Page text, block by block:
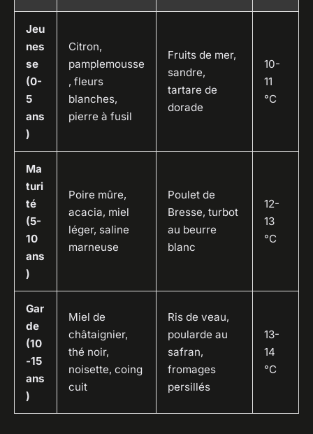
Jeu
nes
se
(0-
5
ans
)
Citron,
pamplemousse
, fleurs
blanches,
pierre à fusil
Fruits de mer,
sandre,
tartare de
dorade
10-
11
°C
Ma
turi
té
(5-
10
ans
)
Poire mûre,
acacia, miel
léger, saline
marneuse
Poulet de
Bresse, turbot
au beurre
blanc
12-
13
°C
Gar
de
(10
-15
ans
)
Miel de
châtaignier,
thé noir,
noisette, coing
cuit
Ris de veau,
poularde au
safran,
fromages
persillés
13-
14
°C